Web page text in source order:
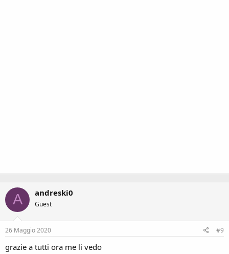
A andreski0
Guest
26 Maggio 2020 #9
grazie a tutti ora me li vedo